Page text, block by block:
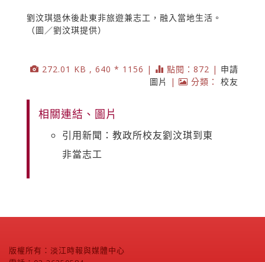
劉汶琪退休後赴東非旅遊兼志工，融入當地生活。
（圖／劉汶琪提供）
272.01 KB , 640 * 1156 | 點閱：872 | 申請
圖片
| 分類： 校友
相關連結、圖片
引用新聞：教政所校友劉汶琪到東
非當志工
版權所有：淡江時報與媒體中心